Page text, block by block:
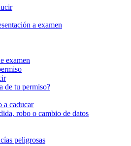
a examen
examen
de tu permiso?
a caducar
robo o cambio de datos
peligrosas